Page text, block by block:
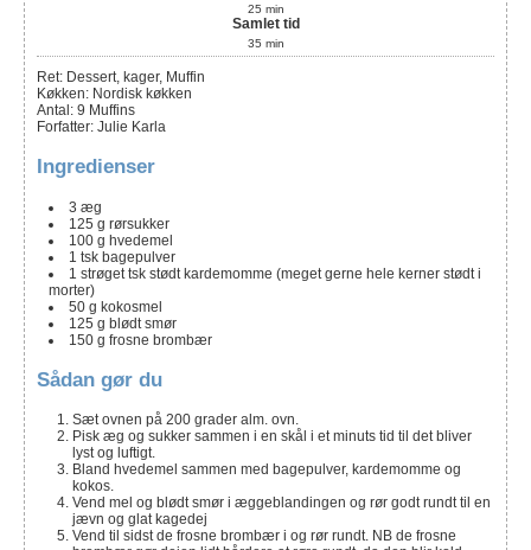
25 min
Samlet tid
35 min
Ret: Dessert, kager, Muffin
Køkken: Nordisk køkken
Antal : 9 Muffins
Forfatter: Julie Karla
Ingredienser
3 æg
125 g rørsukker
100 g hvedemel
1 tsk bagepulver
1 strøget tsk stødt kardemomme (meget gerne hele kerner stødt i
morter)
50 g kokosmel
125 g blødt smør
150 g frosne brombær
Sådan gør du
Sæt ovnen på 200 grader alm. ovn.
Pisk æg og sukker sammen i en skål i et minuts tid til det bliver
lyst og luftigt.
Bland hvedemel sammen med bagepulver, kardemomme og
kokos.
Vend mel og blødt smør i æggeblandingen og rør godt rundt til en
jævn og glat kagedej
Vend til sidst de frosne brombær i og rør rundt. NB de frosne